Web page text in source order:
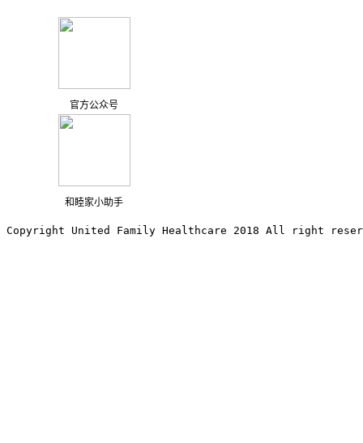
官方公众号
和睦家小助手
Copyright United Family Healthcare 2018 All right